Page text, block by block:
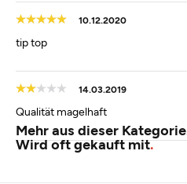
10.12.2020
tip top
14.03.2019
Qualität magelhaft
Mehr aus dieser Kategorie
Wird oft gekauft mit